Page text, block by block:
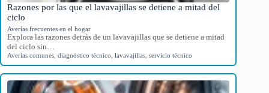
Razones por las que el lavavajillas se detiene a mitad del
ciclo
Averías frecuentes en el hogar
Explora las razones detrás de un lavavajillas que se detiene a mitad
del ciclo sin…
Averías comunes diagnóstico técnico lavavajillas servicio técnico